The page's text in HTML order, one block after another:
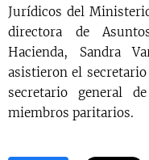
Jurídicos del
directora de
Hacienda, Sandra
asistieron el
secretario general
miembros paritarios.